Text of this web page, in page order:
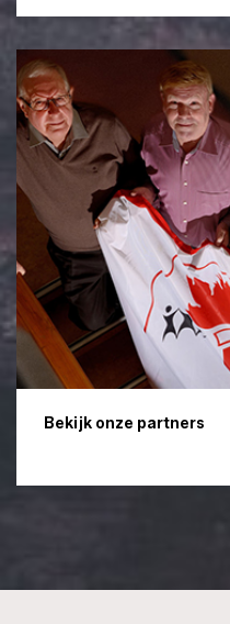
Bekijk onze partners